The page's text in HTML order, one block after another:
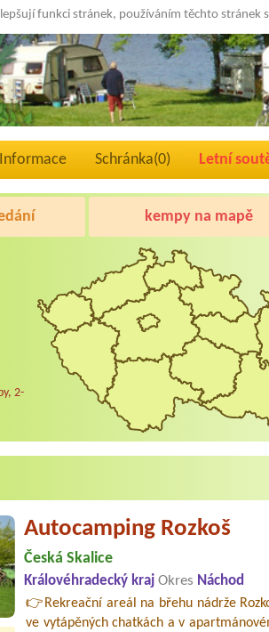
funkci stránek, používáním těchto stránek
Informace Schránka(0) Letní
kempy na mapě
2-
Autocamping Rozkoš
Česká Skalice
Královéhradecký krajOkres Náchod
👉Rekreační areál na břehu nádrže
ve vytápěných chatkách a v